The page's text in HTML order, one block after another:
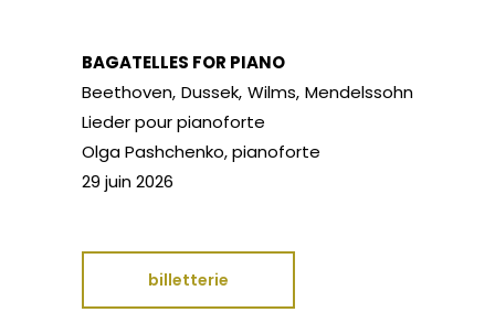
BAGATELLES FOR PIANO
Beethoven, Dussek, Wilms, Mendelssohn
Lieder pour pianoforte
Olga Pashchenko, pianoforte
29 juin 2026
billetterie